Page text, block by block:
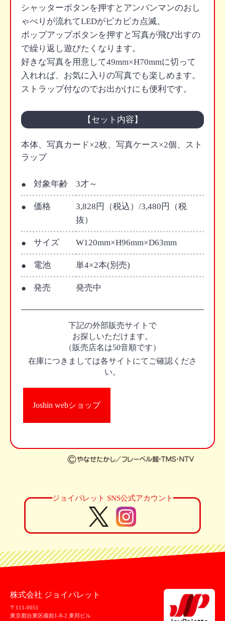
シャッターボタンを押すとアンパンマンのおし
ゃべりが流れてLEDがピカピカ点滅。
ポップアップボタンを押すと写真が飛び出すの
で繰り返し遊びたくなります。
好きな写真を用意して49mm×H70mmに切って
入れれば、お気に入りの写真でも楽しめます。
ストラップ付なのでお出かけにも便利です。
【セット内容】
本体、写真カード×2枚、写真ケース×2個、スト
ラップ
対象年齢 3才～
価格
3,828円（税込）/3,480円（税
抜）
サイズ W120mm×H96mm×D63mm
電池 単4×2本(別売)
発売 発売中
下記の外部販売サイトで
お探しいただけます。
（販売店名は50音順です）
在庫につきましては各サイトにてご確認くださ
い。
Joshin webショップ
ジョイパレット SNS公式アカウント
株式会社 ジョイパレット
〒111-0051
東京都台東区蔵前1-8-2 東邦ビル